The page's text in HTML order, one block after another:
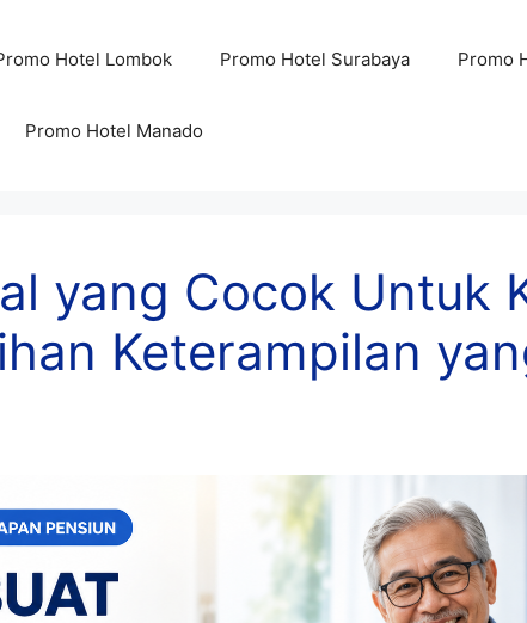
Hotel Lombok Promo Hotel Surabaya Promo
Promo Hotel Manado
yang Cocok Untuk
Keterampilan